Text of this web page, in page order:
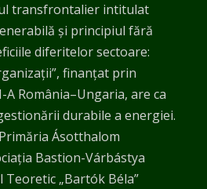
transfrontalier intitulat
și principiul fără
diferitelor sectoare:
finanțat prin
România–Ungaria, are ca
durabile a energiei.
Ásotthalom
Bastion-Várbástya
Teoretic „Bartók Béla”